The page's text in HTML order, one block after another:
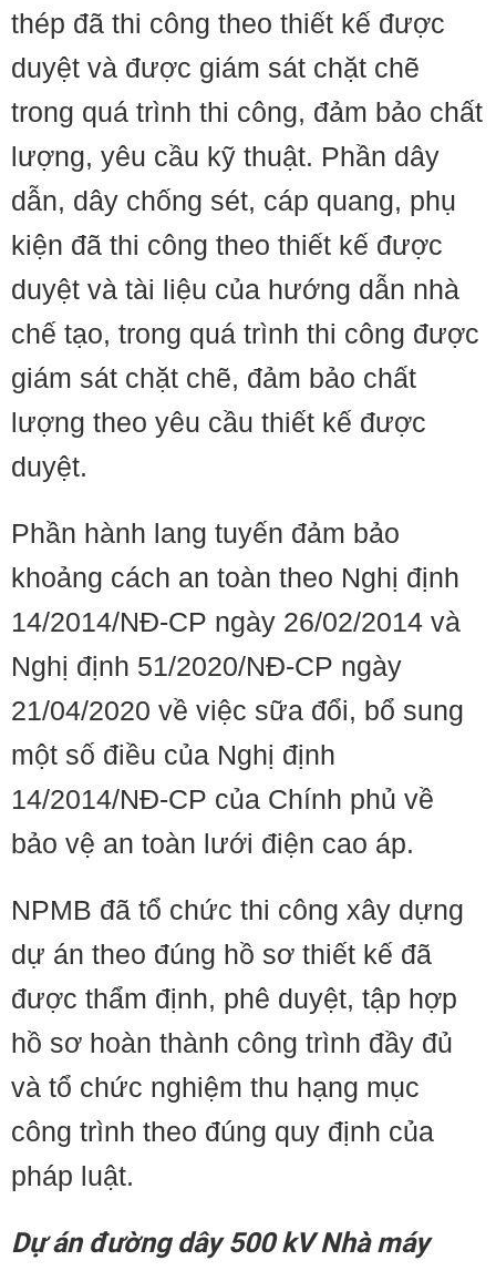
thép đã thi công theo thiết kế được
duyệt và được giám sát chặt chẽ
trong quá trình thi công, đảm bảo chất
lượng, yêu cầu kỹ thuật. Phần dây
dẫn, dây chống sét, cáp quang, phụ
kiện đã thi công theo thiết kế được
duyệt và tài liệu của hướng dẫn nhà
chế tạo, trong quá trình thi công được
giám sát chặt chẽ, đảm bảo chất
lượng theo yêu cầu thiết kế được
duyệt.
Phần hành lang tuyến đảm bảo
khoảng cách an toàn theo Nghị định
14/2014/NĐ-CP ngày 26/02/2014 và
Nghị định 51/2020/NĐ-CP ngày
21/04/2020 về việc sữa đổi, bổ sung
một số điều của Nghị định
14/2014/NĐ-CP của Chính phủ về
bảo vệ an toàn lưới điện cao áp.
NPMB đã tổ chức thi công xây dựng
dự án theo đúng hồ sơ thiết kế đã
được thẩm định, phê duyệt, tập hợp
hồ sơ hoàn thành công trình đầy đủ
và tổ chức nghiệm thu hạng mục
công trình theo đúng quy định của
pháp luật.
Dự án đường dây 500 kV Nhà máy